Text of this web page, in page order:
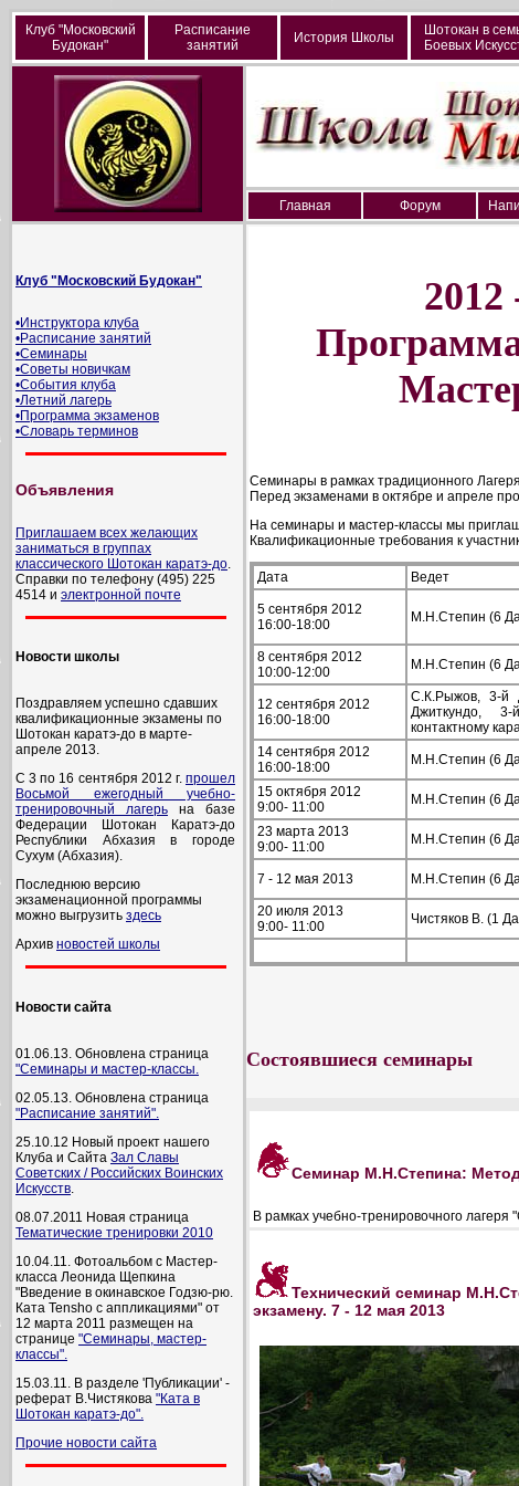
Клуб "Московский
Будокан"
Расписание
занятий
История Школы
Шотокан в
Боевых
Главная Форум
Клуб "Московский Будокан"
•Инструктора клуба
•Расписание занятий
•Семинары
•Советы новичкам
•События клуба
•Летний лагерь
•Программа экзаменов
•Словарь терминов
Объявления
Приглашаем всех желающих
заниматься в группах
классического Шотокан каратэ-до
Справки по телефону (495) 225
4514 и электронной почте
Новости школы
Поздравляем успешно сдавших
квалификационные экзамены по
Шотокан каратэ-до в марте-
апреле 2013.
С 3 по 16 сентября 2012 г. прошел
Восьмой ежегодный учебно-
тренировочный лагерь на базе
Федерации Шотокан Каратэ-до
Республики Абхазия в городе
Сухум (Абхазия).
Последнюю версию
экзаменационной программы
можно выгрузить здесь
Архив новостей школы
Новости сайта
01.06.13. Обновлена страница
"Семинары и мастер-классы.
02.05.13. Обновлена страница
"Расписание занятий".
25.10.12 Новый проект нашего
Клуба и Сайта Зал Славы
Советских / Российских Воинских
Искусств.
08.07.2011 Новая страница
Тематические тренировки 2010
10.04.11. Фотоальбом с Мастер-
классa Леонида Щепкина
"Введение в окинавское Годзю-рю.
Ката Tensho с аппликациями" от
12 марта 2011 размещен на
странице "Семинары, мастер-
классы".
15.03.11. В разделе 'Публикации' -
реферат В.Чистякова "Ката в
Шотокан каратэ-до".
Прочие новости сайта
2012
Семинары в рамках традиционного
Перед экзаменами в октябре и апреле
На семинары и мастер-классы мы
Квалификационные требования к
Дата Ведет
5 сентября 2012
16:00-18:00
М.Н.Степин (6
8 сентября 2012
10:00-12:00
М.Н.Степин (6
12 сентября 2012
16:00-18:00
С.К.Рыжов, 3-й
Джиткундо,
контактному
14 сентября 2012
16:00-18:00
М.Н.Степин (6
15 октября 2012
9:00- 11:00
М.Н.Степин (6
23 марта 2013
9:00- 11:00
М.Н.Степин (6
7 - 12 мая 2013 М.Н.Степин (6
20 июля 2013
9:00- 11:00
Чистяков В. (1
Состоявшиеся семинары
Семинар М.Н.Степина:
В рамках учебно-тренировочного лагеря
Технический семинар
экзамену. 7 - 12 мая 2013